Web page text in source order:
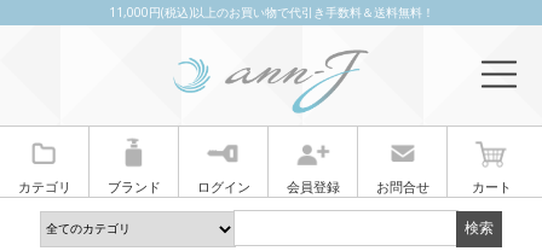
11,000円(税込)以上のお買い物で代引き手数料＆送料無料！
カテゴリ ブランド ログイン 会員登録 お問合せ カート